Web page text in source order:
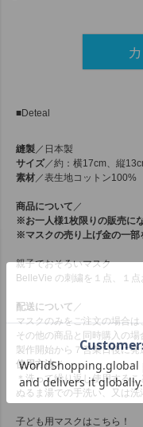
■Deteal
縫製／日本製
サイズ／約：横17cm、縦
素材／表生地コットン
商品について ／
※お一人様1枚限りの販売に
※マスクの売り上げ金の一部
親子でおそろいマスク
BelleVie の刺繍を１点、１点
配送について ／
マスクのみをご注文の場合
その他の商品と同時購入の場
製作開始から７営業日後に発
使用方法／
＊洗って繰り返し使用するこ
ぬるま湯での手洗い、又は洗
子ども用マスクはこちら！